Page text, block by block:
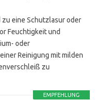
eine Schutzlasur oder
Feuchtigkeit und
oder
Reinigung mit milden
zu
EMPFEHLUNG